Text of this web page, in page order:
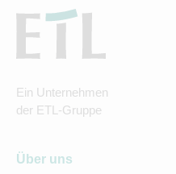
Ein Unternehmen
der ETL-Gruppe
Über uns